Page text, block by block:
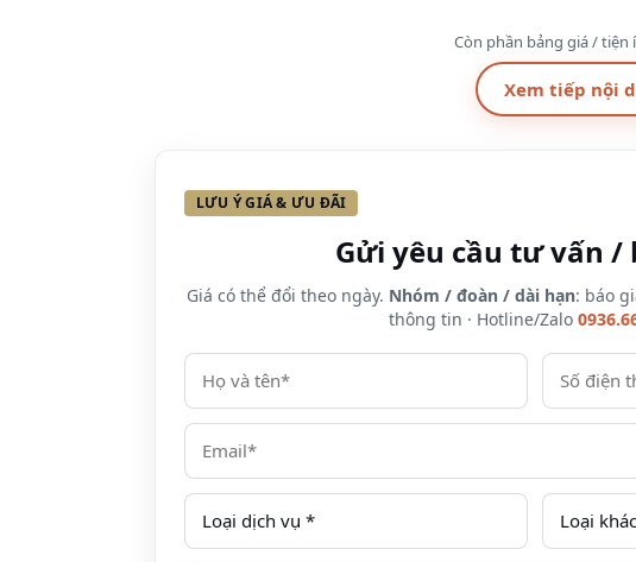
Ghế ngồi rộng rãi được bọc da cao cấp và trượt ngã
Nội thất phía trong được ốp gỗ sẫm màu cao cấp
vào.
Hộp đựng đồ ngay phía dưới chỗ ngồi giúp Quý
Còn phần bảng giá / tiện
Xem tiếp nội
LƯU Ý GIÁ & ƯU ĐÃI
Gửi yêu cầu tư vấn /
Giá có thể đổi theo ngày. Nhóm / đoàn / dài hạn: báo
thông tin · Hotline/Zalo